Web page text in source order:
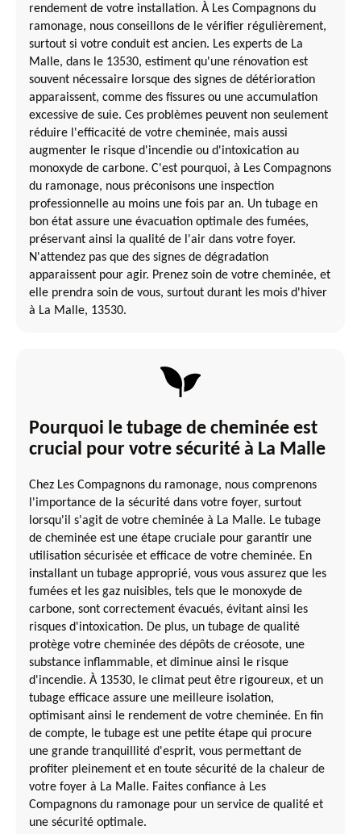
rendement de votre installation. À Les Compagnons du
ramonage, nous conseillons de le vérifier régulièrement,
surtout si votre conduit est ancien. Les experts de La
Malle, dans le 13530, estiment qu'une rénovation est
souvent nécessaire lorsque des signes de détérioration
apparaissent, comme des fissures ou une accumulation
excessive de suie. Ces problèmes peuvent non seulement
réduire l'efficacité de votre cheminée, mais aussi
augmenter le risque d'incendie ou d'intoxication au
monoxyde de carbone. C'est pourquoi, à Les Compagnons
du ramonage, nous préconisons une inspection
professionnelle au moins une fois par an. Un tubage en
bon état assure une évacuation optimale des fumées,
préservant ainsi la qualité de l'air dans votre foyer.
N'attendez pas que des signes de dégradation
apparaissent pour agir. Prenez soin de votre cheminée, et
elle prendra soin de vous, surtout durant les mois d'hiver
à La Malle, 13530.
Pourquoi le tubage de cheminée est
crucial pour votre sécurité à La Malle
Chez Les Compagnons du ramonage, nous comprenons
l'importance de la sécurité dans votre foyer, surtout
lorsqu'il s'agit de votre cheminée à La Malle. Le tubage
de cheminée est une étape cruciale pour garantir une
utilisation sécurisée et efficace de votre cheminée. En
installant un tubage approprié, vous vous assurez que les
fumées et les gaz nuisibles, tels que le monoxyde de
carbone, sont correctement évacués, évitant ainsi les
risques d'intoxication. De plus, un tubage de qualité
protège votre cheminée des dépôts de créosote, une
substance inflammable, et diminue ainsi le risque
d'incendie. À 13530, le climat peut être rigoureux, et un
tubage efficace assure une meilleure isolation,
optimisant ainsi le rendement de votre cheminée. En fin
de compte, le tubage est une petite étape qui procure
une grande tranquillité d'esprit, vous permettant de
profiter pleinement et en toute sécurité de la chaleur de
votre foyer à La Malle. Faites confiance à Les
Compagnons du ramonage pour un service de qualité et
une sécurité optimale.